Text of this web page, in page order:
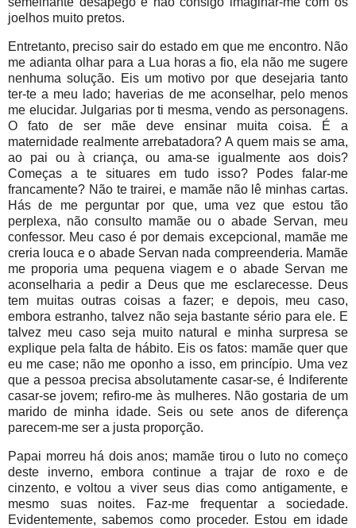
joelhos muito pretos.
Entretanto, preciso sair do estado em que me encontro. Não
me adianta olhar para a Lua horas a fio, ela não me sugere
nenhuma solução. Eis um motivo por que desejaria tanto
ter-te a meu lado; haverias de me aconselhar, pelo menos
me elucidar. Julgarias por ti mesma, vendo as personagens.
O fato de ser mãe deve ensinar muita coisa. É a
maternidade realmente arrebatadora? A quem mais se ama,
ao pai ou à criança, ou ama-se igualmente aos dois?
Começas a te situares em tudo isso? Podes falar-me
francamente? Não te trairei, e mamãe não lê minhas cartas.
Hás de me perguntar por que, uma vez que estou tão
perplexa, não consulto mamãe ou o abade Servan, meu
confessor. Meu caso é por demais excepcional, mamãe me
creria louca e o abade Servan nada compreenderia. Mamãe
me proporia uma pequena viagem e o abade Servan me
aconselharia a pedir a Deus que me esclarecesse. Deus
tem muitas outras coisas a fazer; e depois, meu caso,
embora estranho, talvez não seja bastante sério para ele. E
talvez meu caso seja muito natural e minha surpresa se
explique pela falta de hábito. Eis os fatos: mamãe quer que
eu me case; não me oponho a isso, em princípio. Uma vez
que a pessoa precisa absolutamente casar-se, é Indiferente
casar-se jovem; refiro-me às mulheres. Não gostaria de um
marido de minha idade. Seis ou sete anos de diferença
parecem-me ser a justa proporção.
Papai morreu há dois anos; mamãe tirou o luto no começo
deste inverno, embora continue a trajar de roxo e de
cinzento, e voltou a viver seus dias como antigamente, e
mesmo suas noites. Faz-me frequentar a sociedade.
Evidentemente, sabemos como proceder. Estou em idade